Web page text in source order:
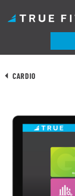
to CARDIO